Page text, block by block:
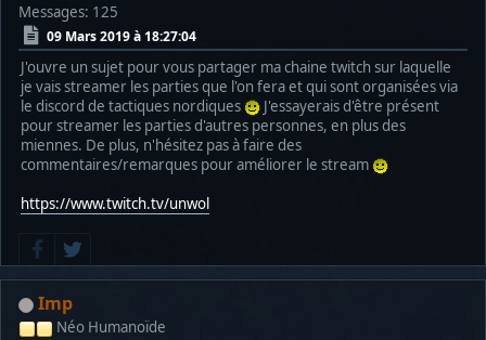
Messages: 125
09 Mars 2019 à 18:27:04
J'ouvre un sujet pour vous partager ma chaine twitch sur laquelle
je vais streamer les parties que l'on fera et qui sont organisées via
le discord de tactiques nordiques
J'essayerais d'être présent
pour streamer les parties d'autres personnes, en plus des
miennes. De plus, n'hésitez pas à faire des
commentaires/remarques pour améliorer le stream
https://www.twitch.tv/unwol
Imp
Néo Humanoïde